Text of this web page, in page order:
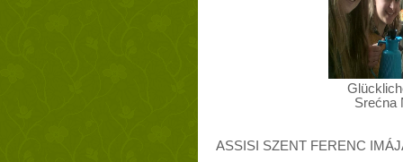
Srećna
ASSISI SZENT FERENC